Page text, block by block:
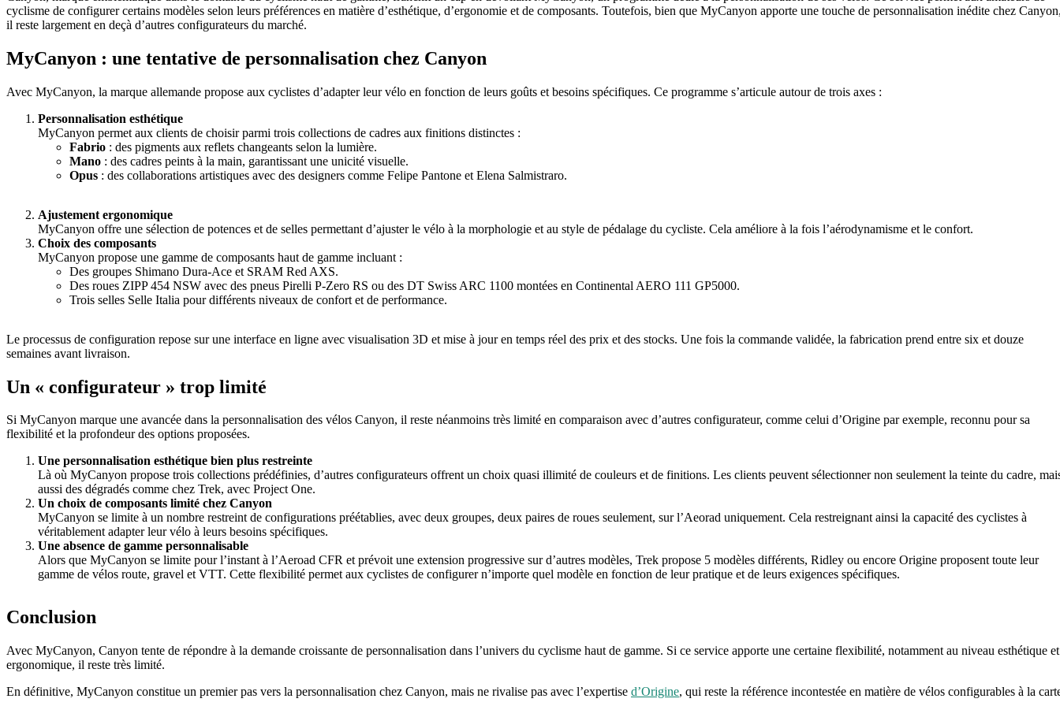
cyclisme de configurer certains modèles selon leurs préférences en matière d’esthétique, d’ergonomie et de composants. Toutefois, bien que MyCanyon apporte une touche de personnalisation inédite chez
il reste largement en deçà d’autres configurateurs du marché.
MyCanyon : une tentative de personnalisation chez Canyon
Avec MyCanyon, la marque allemande propose aux cyclistes d’adapter leur vélo en fonction de leurs goûts et besoins spécifiques. Ce programme s’articule autour de trois axes :
Personnalisation esthétique
MyCanyon permet aux clients de choisir parmi trois collections de cadres aux finitions distinctes :
Fabrio : des pigments aux reflets changeants selon la lumière.
Mano : des cadres peints à la main, garantissant une unicité visuelle.
Opus : des collaborations artistiques avec des designers comme Felipe Pantone et Elena Salmistraro.
Ajustement ergonomique
MyCanyon offre une sélection de potences et de selles permettant d’ajuster le vélo à la morphologie et au style de pédalage du cycliste. Cela améliore à la fois l’aérodynamisme et le confort.
Choix des composants
MyCanyon propose une gamme de composants haut de gamme incluant :
Des groupes Shimano Dura-Ace et SRAM Red AXS.
Des roues ZIPP 454 NSW avec des pneus Pirelli P-Zero RS ou des DT Swiss ARC 1100 montées en Continental AERO 111 GP5000.
Trois selles Selle Italia pour différents niveaux de confort et de performance.
Le processus de configuration repose sur une interface en ligne avec visualisation 3D et mise à jour en temps réel des prix et des stocks. Une fois la commande validée, la fabrication prend entre six et douze
semaines avant livraison.
Un « configurateur » trop limité
Si MyCanyon marque une avancée dans la personnalisation des vélos Canyon, il reste néanmoins très limité en comparaison avec d’autres configurateur, comme celui d’Origine par exemple, reconnu pour sa
flexibilité et la profondeur des options proposées.
Une personnalisation esthétique bien plus restreinte
Là où MyCanyon propose trois collections prédéfinies, d’autres configurateurs offrent un choix quasi illimité de couleurs et de finitions. Les clients peuvent sélectionner non seulement la teinte du cadre,
aussi des dégradés comme chez Trek, avec Project One.
Un choix de composants limité chez Canyon
MyCanyon se limite à un nombre restreint de configurations préétablies, avec deux groupes, deux paires de roues seulement, sur l’Aeorad uniquement. Cela restreignant ainsi la capacité des cyclistes à
véritablement adapter leur vélo à leurs besoins spécifiques.
Une absence de gamme personnalisable
Alors que MyCanyon se limite pour l’instant à l’Aeroad CFR et prévoit une extension progressive sur d’autres modèles, Trek propose 5 modèles différents, Ridley ou encore Origine proposent toute leur
gamme de vélos route, gravel et VTT. Cette flexibilité permet aux cyclistes de configurer n’importe quel modèle en fonction de leur pratique et de leurs exigences spécifiques.
Conclusion
Avec MyCanyon, Canyon tente de répondre à la demande croissante de personnalisation dans l’univers du cyclisme haut de gamme. Si ce service apporte une certaine flexibilité, notamment au niveau esthétique et
ergonomique, il reste très limité.
En définitive, MyCanyon constitue un premier pas vers la personnalisation chez Canyon, mais ne rivalise pas avec l’expertise d’Origine, qui reste la référence incontestée en matière de vélos configurables à la